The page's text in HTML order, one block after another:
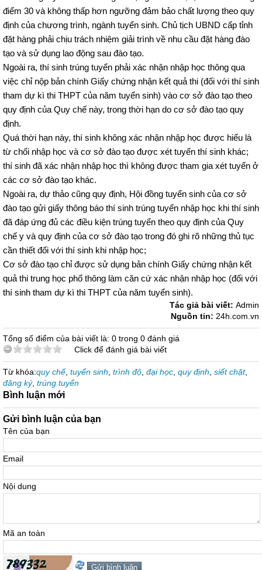
điểm 30 và không thấp hơn ngưỡng đảm bảo chất lượng theo quy
định của chương trình, ngành tuyển sinh. Chủ tịch UBND cấp tỉnh
đặt hàng phải chịu trách nhiệm giải trình về nhu cầu đặt hàng đào
tạo và sử dụng lao động sau đào tạo.
Ngoài ra, thí sinh trúng tuyển phải xác nhận nhập học thông qua
việc chỉ nộp bản chính Giấy chứng nhận kết quả thi (đối với thí sinh
tham dự kì thi THPT của năm tuyển sinh) vào cơ sở đào tạo theo
quy định của Quy chế này, trong thời hạn do cơ sở đào tạo quy
định.
Quá thời hạn này, thí sinh không xác nhận nhập học được hiểu là
từ chối nhập học và cơ sở đào tạo được xét tuyển thí sinh khác;
thí sinh đã xác nhận nhập học thì không được tham gia xét tuyển ở
các cơ sở đào tạo khác.
Ngoài ra, dự thảo cũng quy định, Hội đồng tuyển sinh của cơ sở
đào tạo gửi giấy thông báo thí sinh trúng tuyển nhập học khi thí sinh
đã đáp ứng đủ các điều kiện trúng tuyển theo quy định của Quy
chế y và quy định của cơ sở đào tạo trong đó ghi rõ những thủ tục
cần thiết đối với thí sinh khi nhập học;
Cơ sở đào tạo chỉ được sử dụng bản chính Giấy chứng nhận kết
quả thi trung học phổ thông làm căn cứ xác nhận nhập học (đối với
thí sinh tham dự kì thi THPT của năm tuyển sinh).
Tác giả bài viết: Admin
Nguồn tin: 24h.com.vn
Tổng số điểm của bài viết là: 0 trong 0 đánh giá
Click để đánh giá bài viết
Từ khóa:quy chế, tuyển sinh trình độ đại học quy định siết chặt,
đăng ký, trúng tuyển
Bình luận mới
Gửi bình luận của bạn
Tên của bạn
Email
Nội dung
Mã an toàn